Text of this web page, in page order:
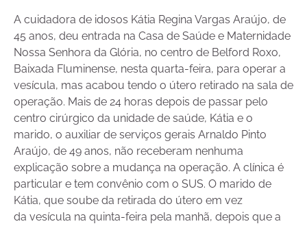
A cuidadora de idosos Kátia Regina Vargas Araújo, de
45 anos, deu entrada na Casa de Saúde e Maternidade
Nossa Senhora da Glória, no centro de Belford Roxo,
Baixada Fluminense, nesta quarta-feira, para operar a
vesícula, mas acabou tendo o útero retirado na sala de
operação. Mais de 24 horas depois de passar pelo
centro cirúrgico da unidade de saúde, Kátia e o
marido, o auxiliar de serviços gerais Arnaldo Pinto
Araújo, de 49 anos, não receberam nenhuma
explicação sobre a mudança na operação. A clínica é
particular e tem convênio com o SUS. O marido de
Kátia, que soube da retirada do útero em vez
da vesícula na quinta-feira pela manhã, depois que a